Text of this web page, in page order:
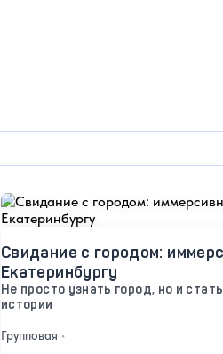
Свидание с городом:
Екатеринбургу
Не просто узнать город, но и
истории
Групповая •